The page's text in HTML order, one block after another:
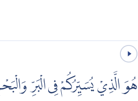
هُوَ الَّذِيْ يُسَيِّرُكُمْ فِى الْبَرِّ